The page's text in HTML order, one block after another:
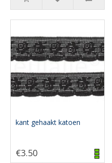
kant gehaakt katoen
€3.50